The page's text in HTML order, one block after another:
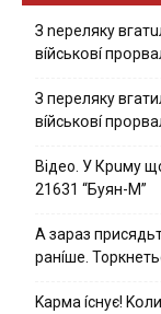
З nepeлякy
вíйcькօвí
З пepeлякy
вíйcькօвí
Вiдeo. У Кpuму
21631 “Буян-М”
А зараз
ранíше.
Kapмa ícнyє!